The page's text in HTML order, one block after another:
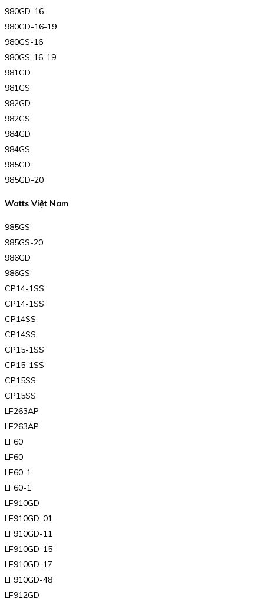
980GD-16
980GD-16-19
980GS-16
980GS-16-19
981GD
981GS
982GD
982GS
984GD
984GS
985GD
985GD-20
Watts Việt Nam
985GS
985GS-20
986GD
986GS
CP14-1SS
CP14-1SS
CP14SS
CP14SS
CP15-1SS
CP15-1SS
CP15SS
CP15SS
LF263AP
LF263AP
LF60
LF60
LF60-1
LF60-1
LF910GD
LF910GD-01
LF910GD-11
LF910GD-15
LF910GD-17
LF910GD-48
LF912GD